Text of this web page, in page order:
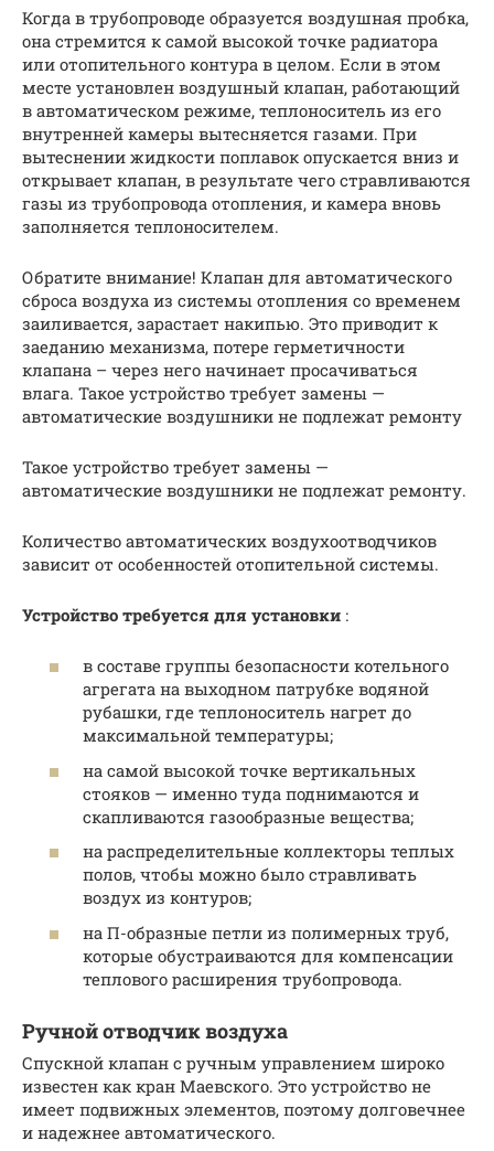
Когда в трубопроводе образуется воздушная пробка,
она стремится к самой высокой точке радиатора
или отопительного контура в целом. Если в этом
месте установлен воздушный клапан, работающий
в автоматическом режиме, теплоноситель из его
внутренней камеры вытесняется газами. При
вытеснении жидкости поплавок опускается вниз и
открывает клапан, в результате чего стравливаются
газы из трубопровода отопления, и камера вновь
заполняется теплоносителем.
Обратите внимание! Клапан для автоматического
сброса воздуха из системы отопления со временем
заиливается, зарастает накипью. Это приводит к
заеданию механизма, потере герметичности
клапана – через него начинает просачиваться
влага. Такое устройство требует замены —
автоматические воздушники не подлежат ремонту
Такое устройство требует замены —
автоматические воздушники не подлежат ремонту.
Количество автоматических воздухоотводчиков
зависит от особенностей отопительной системы.
Устройство требуется для установки :
в составе группы безопасности котельного
агрегата на выходном патрубке водяной
рубашки, где теплоноситель нагрет до
максимальной температуры;
на самой высокой точке вертикальных
стояков — именно туда поднимаются и
скапливаются газообразные вещества;
на распределительные коллекторы теплых
полов, чтобы можно было стравливать
воздух из контуров;
на П-образные петли из полимерных труб,
которые обустраиваются для компенсации
теплового расширения трубопровода.
Ручной отводчик воздуха
Спускной клапан с ручным управлением широко
известен как кран Маевского. Это устройство не
имеет подвижных элементов, поэтому долговечнее
и надежнее автоматического.